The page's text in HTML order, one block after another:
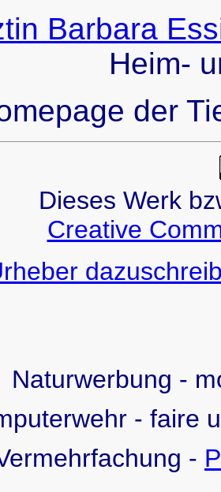
Barbara
Heim-
der
Dieses Werk
Creative
Naturwerbung -
- faire
-